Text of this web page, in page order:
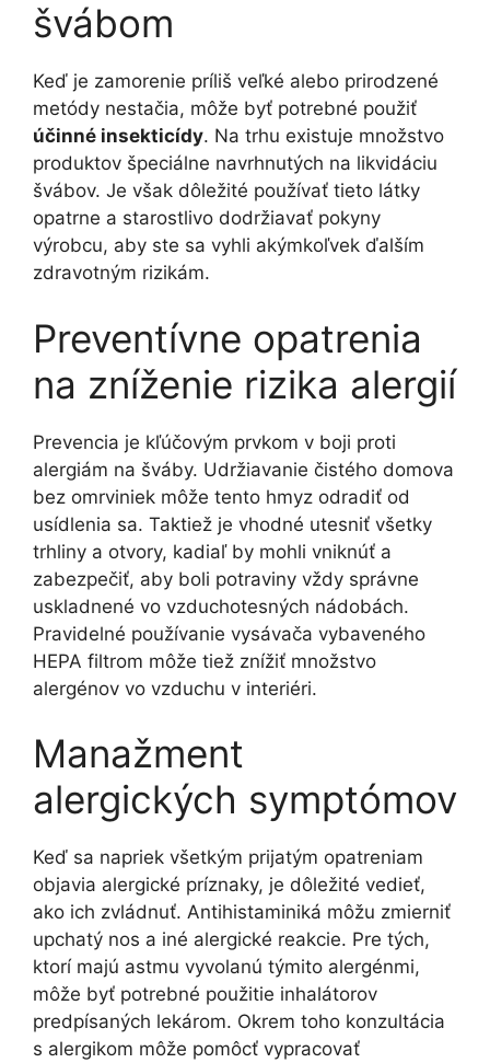
švábom
Keď je zamorenie príliš veľké alebo prirodzené
metódy nestačia, môže byť potrebné použiť
účinné insekticídy. Na trhu existuje množstvo
produktov špeciálne navrhnutých na likvidáciu
švábov. Je však dôležité používať tieto látky
opatrne a starostlivo dodržiavať pokyny
výrobcu, aby ste sa vyhli akýmkoľvek ďalším
zdravotným rizikám.
Preventívne opatrenia
na zníženie rizika alergií
Prevencia je kľúčovým prvkom v boji proti
alergiám na šváby. Udržiavanie čistého domova
bez omrviniek môže tento hmyz odradiť od
usídlenia sa. Taktiež je vhodné utesniť všetky
trhliny a otvory, kadiaľ by mohli vniknúť a
zabezpečiť, aby boli potraviny vždy správne
uskladnené vo vzduchotesných nádobách.
Pravidelné používanie vysávača vybaveného
HEPA filtrom môže tiež znížiť množstvo
alergénov vo vzduchu v interiéri.
Manažment
alergických symptómov
Keď sa napriek všetkým prijatým opatreniam
objavia alergické príznaky, je dôležité vedieť,
ako ich zvládnuť. Antihistaminiká môžu zmierniť
upchatý nos a iné alergické reakcie. Pre tých,
ktorí majú astmu vyvolanú týmito alergénmi,
môže byť potrebné použitie inhalátorov
predpísaných lekárom. Okrem toho konzultácia
s alergikom môže pomôcť vypracovať